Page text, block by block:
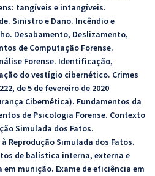
tangíveis e intangíveis.
Sinistro e Dano. Incêndio e
Desabamento, Deslizamento,
de Computação Forense.
Forense. Identificação,
do vestígio cibernético. Crimes
de 5 de fevereiro de 2020
Cibernética). Fundamentos da
de Psicologia Forense. Contexto
Simulada dos Fatos.
Reprodução Simulada dos Fatos.
de balística interna, externa e
munição. Exame de eficiência em